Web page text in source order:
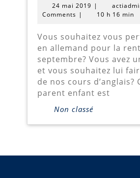
8:
24 mai 2019 24
mai
|
Comments | 10 h 16 min
Vous souhaitez vous perfectionner
en allemand pour la
septembre? Vous avez
et vous souhaitez lui
de nos cours d’anglais?
parent enfant est
Non classé